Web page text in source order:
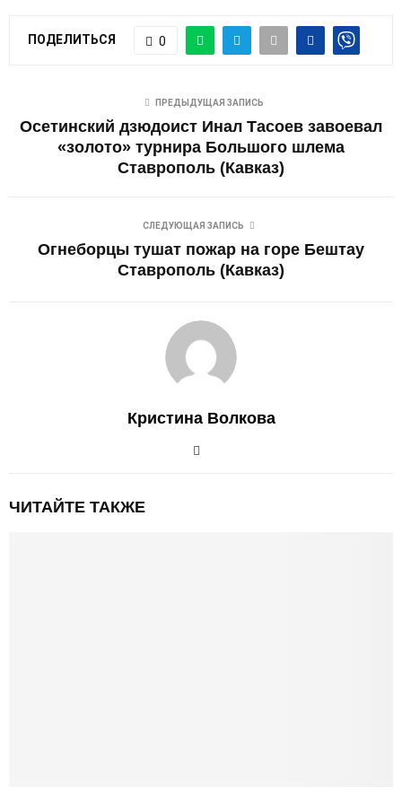
ПОДЕЛИТЬСЯ 0
ПРЕДЫДУЩАЯ ЗАПИСЬ
Осетинский дзюдоист Инал Тасоев завоевал
«золото» турнира Большого шлема
Ставрополь (Кавказ)
СЛЕДУЮЩАЯ ЗАПИСЬ
Огнеборцы тушат пожар на горе Бештау
Ставрополь (Кавказ)
Кристина Волкова
ЧИТАЙТЕ ТАКЖЕ